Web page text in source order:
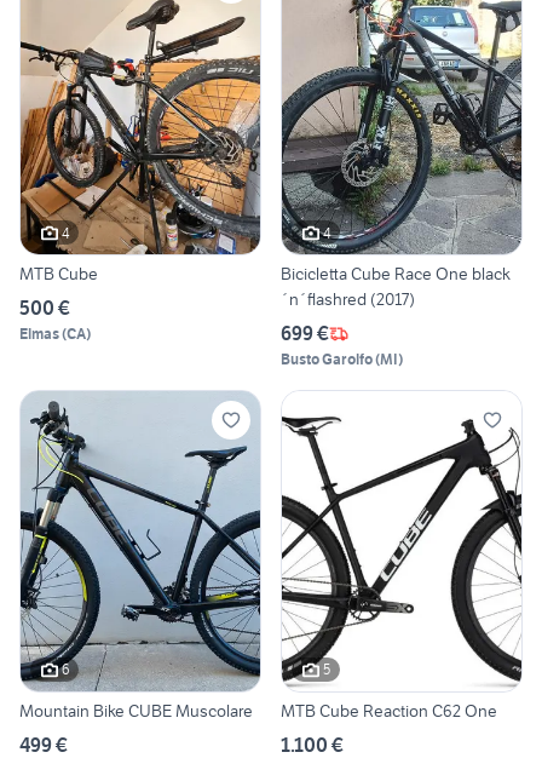
4
MTB Cube
500 €
Elmas(CA)
4
Bicicletta Cube Race One black
´n´flashred (2017)
699 €
Busto Garolfo(MI)
6
Mountain Bike CUBE Muscolare
499 €
5
MTB Cube Reaction C62 One
1.100 €